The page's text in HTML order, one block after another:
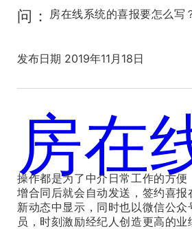
问： 房在线系统的喜报要怎么写
发布日期 2019年11月18日
官方解答：
房在
操作都是为了中介日常工作的方便
增合同后就会自动发送，签约喜
新动态中显示，同时也以微信公众
员，时刻激励经纪人创造更高的业